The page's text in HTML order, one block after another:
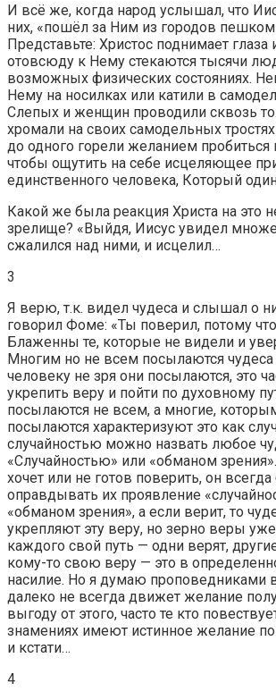
И всё же, когда народ услышал, что
них, «пошёл за Ним из городов
Представьте: Христос поднимает глаза
отовсюду к Нему стекаются тысячи
возможных физических состояниях.
Нему на носилках или катили в
Слепых и женщин проводили сквозь
хромали на своих самодельных
до одного горели желанием
чтобы ощутить на себе исцеляющее
единственного человека, Который
Какой же была реакция Христа на это
зрелище? «Выйдя, Иисус увидел
сжалился над ними, и исцелил…
3
Я верю, т.к. видел чудеса и слышал о
говорил Фоме: «Ты поверил, потому
Блаженны те, которые не видели и
Многим но не всем посылаются
человеку не зря они посылаются, это
укрепить веру и пойти по духовному
посылаются не всем, а многие,
посылаются характеризуют это как
случайностью можно назвать любое
«Случайностью» или «обманом
хочет или не готов поверить, он всегда
оправдывать их проявление
«обманом зрения», а если верит, то
укрепляют эту веру, но зерно веры
каждого свой путь — одни верят,
кому-то свою веру — это в
насилие. Но я думаю проповедниками
далеко не всегда движет желание
выгоду от этого, часто те кто
знамениях имеют истинное желание
и кстати…
4